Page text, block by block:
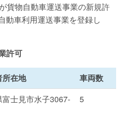
貨物自動車運送事業の新規許
動車利用運送事業を登録し
許可
所在地
車両数
富士見市水子3067-
5